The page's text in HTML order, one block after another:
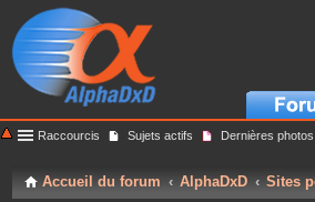
Raccourcis Sujets actifs Dernières photos
Accueil du forum AlphaDxD Sites